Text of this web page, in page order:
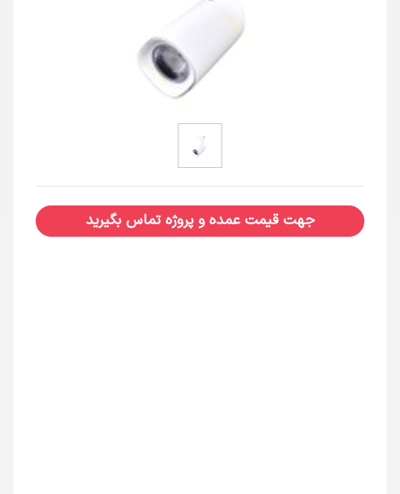
جهت قیمت عمده و پروژه تماس بگیرید